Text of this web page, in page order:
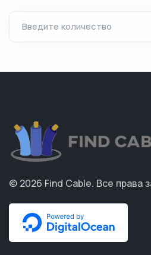
Введите количество
© 2026 Find Cable. Все права